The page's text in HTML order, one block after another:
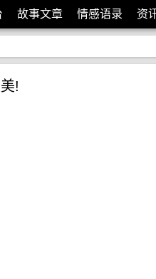
故事文章 情感语录 资
!